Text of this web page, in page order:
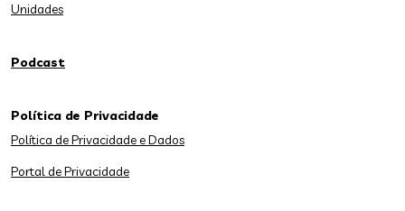
Unidades
Podcast
Política de Privacidade
Política de Privacidade e Dados
Portal de Privacidade